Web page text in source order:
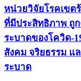
หน่วยวิจัยโรคเขต
ที่มีประสิทธิภาพ ถู
ระบาดของโควิด-
สังคม จริยธรรม แ
ระบาด